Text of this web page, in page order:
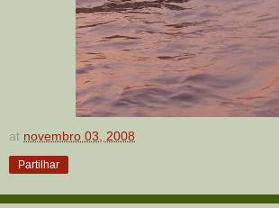
at novembro 03, 2008
Partilhar